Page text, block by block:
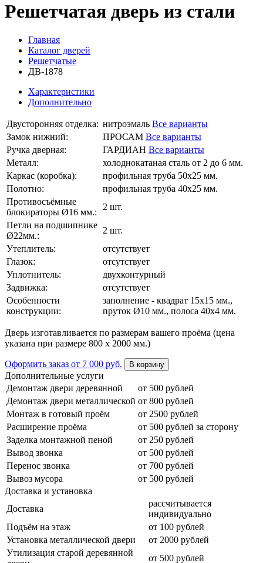
Решетчатая дверь из стали
Главная
Каталог дверей
Решетчатые
ДВ-1878
Характеристики
Дополнительно
Двусторонняя отделка: нитроэмаль Все варианты
Замок нижний:
ПРОСАМ Все варианты
Ручка дверная:
ГАРДИАН Все варианты
Металл:
холоднокатаная сталь от 2 до 6 мм.
Каркас (коробка):
профильная труба 50х25 мм.
Полотно:
профильная труба 40х25 мм.
Противосъёмные
блокираторы Ø16 мм.:
2 шт.
Петли на подшипнике
Ø22мм.:
2 шт.
Утеплитель:
отсутствует
Глазок:
отсутствует
Уплотнитель:
двухконтурный
Задвижка:
отсутствует
Особенности
конструкции:
заполнение - квадрат 15х15 мм.,
пруток Ø10 мм., полоса 40х4 мм.
Дверь изготавливается по размерам вашего проёма (цена
указана при размере 800 х 2000 мм.)
Оформить заказ от 7 000 руб. В корзину
Дополнительные услуги
Демонтаж двери деревянной
от 500 рублей
Демонтаж двери металлической от 800 рублей
Монтаж в готовый проём
от 2500 рублей
Расширение проёма
от 500 рублей за сторону
Заделка монтажной пеной
от 250 рублей
Вывод звонка
от 500 рублей
Перенос звонка
от 700 рублей
Вывоз мусора
от 500 рублей
Доставка и установка
Доставка
рассчитывается
индивидуально
Подъём на этаж
от 100 рублей
Установка металлической двери
от 2000 рублей
Утилизация старой деревянной
от 500 рублей